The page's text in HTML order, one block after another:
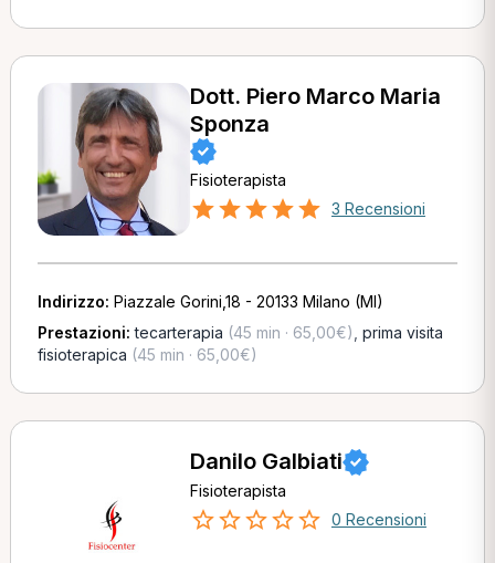
Dott. Piero Marco Maria
Sponza
Fisioterapista
3 Recensioni
Indirizzo: Piazzale Gorini,18 - 20133 Milano (MI)
Prestazioni:tecarterapia (45 min · 65,00€) prima visita
fisioterapica (45 min · 65,00€)
Danilo Galbiati
Fisioterapista
0 Recensioni